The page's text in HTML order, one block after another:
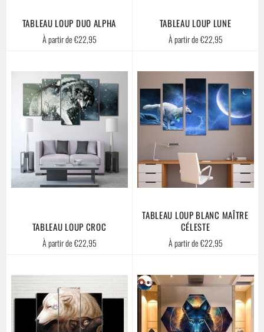
TABLEAU LOUP DUO ALPHA
À partir de €22,95
TABLEAU LOUP LUNE
À partir de €22,95
TABLEAU LOUP CROC
À partir de €22,95
TABLEAU LOUP BLANC MAÎTRE
CÉLESTE
À partir de €22,95